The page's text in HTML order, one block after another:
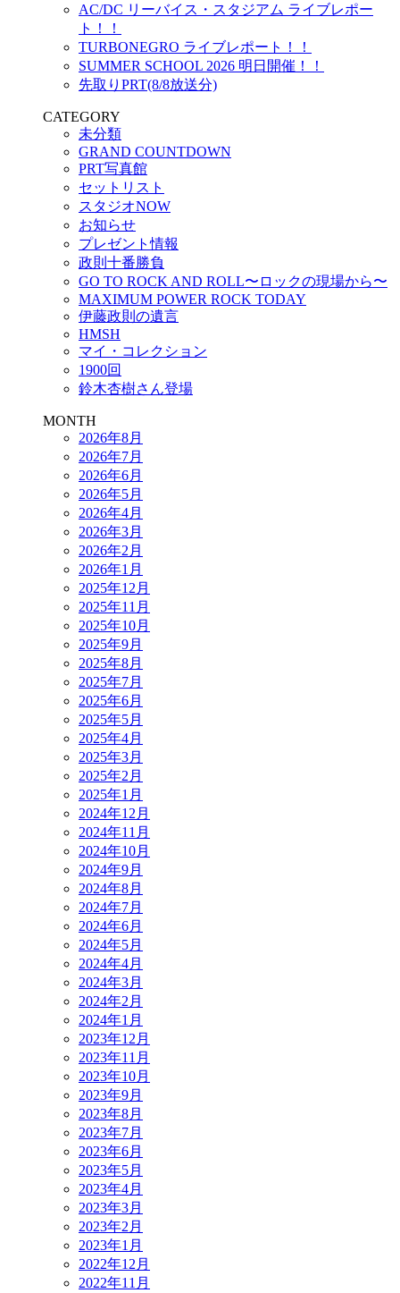
AC/DC リーバイス・スタジアム ライブレポー
ト！！
TURBONEGRO ライブレポート！！
SUMMER SCHOOL 2026 明日開催！！
先取りPRT(8/8放送分)
CATEGORY
未分類
GRAND COUNTDOWN
PRT写真館
セットリスト
スタジオNOW
お知らせ
プレゼント情報
政則十番勝負
GO TO ROCK AND ROLL〜ロックの現場から〜
MAXIMUM POWER ROCK TODAY
伊藤政則の遺言
HMSH
マイ・コレクション
1900回
鈴木杏樹さん登場
MONTH
2026年8月
2026年7月
2026年6月
2026年5月
2026年4月
2026年3月
2026年2月
2026年1月
2025年12月
2025年11月
2025年10月
2025年9月
2025年8月
2025年7月
2025年6月
2025年5月
2025年4月
2025年3月
2025年2月
2025年1月
2024年12月
2024年11月
2024年10月
2024年9月
2024年8月
2024年7月
2024年6月
2024年5月
2024年4月
2024年3月
2024年2月
2024年1月
2023年12月
2023年11月
2023年10月
2023年9月
2023年8月
2023年7月
2023年6月
2023年5月
2023年4月
2023年3月
2023年2月
2023年1月
2022年12月
2022年11月